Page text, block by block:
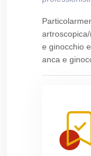
e ginocchio
anca e